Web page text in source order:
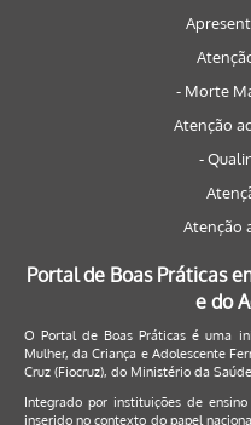
- Morte
Atenção
-
Atenção
Portal de Boas Práticas
e do
O Portal de Boas Práticas é uma
Mulher, da Criança e Adolescente
Cruz (Fiocruz), do Ministério da
Integrado por instituições de
inserido no contexto do papel